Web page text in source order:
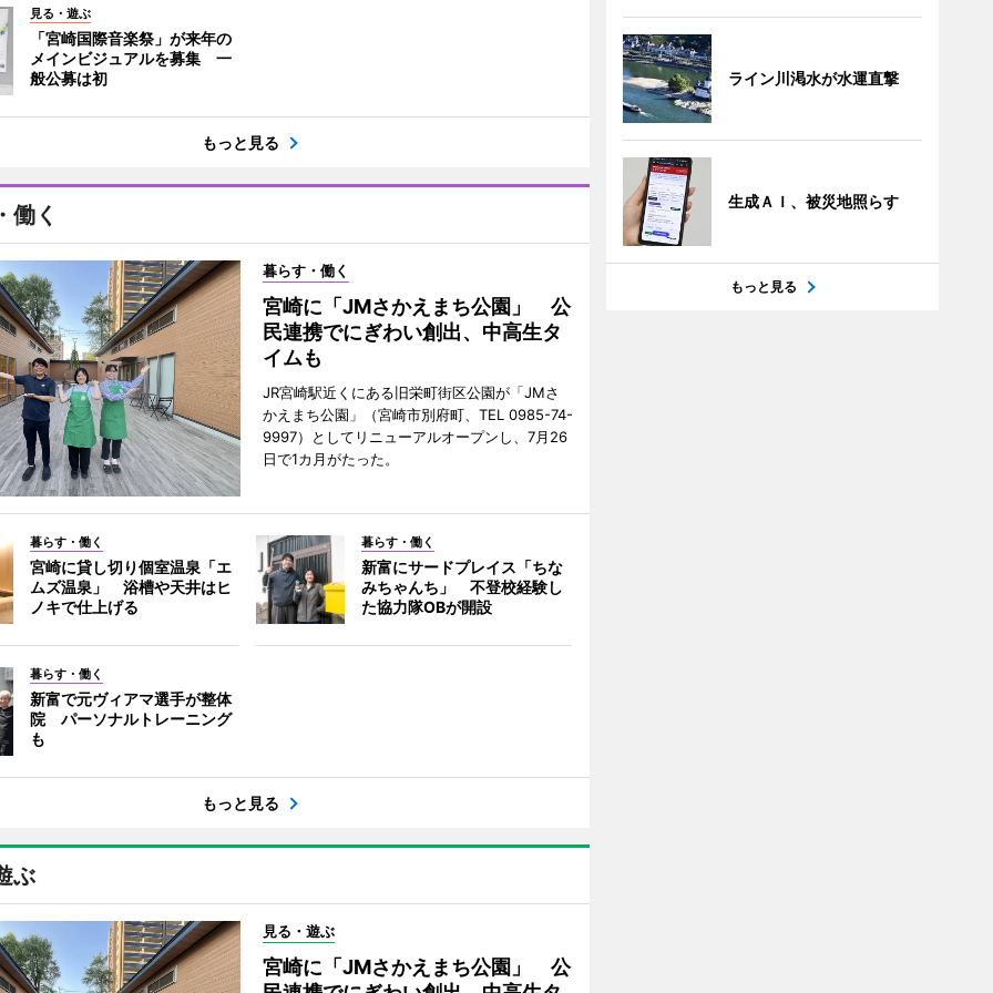
見る・遊ぶ
「宮崎国際音楽祭」が来年の
メインビジュアルを募集 一
般公募は初
もっと見る
働く
暮らす・働く
宮崎に「JMさかえまち公園」 公
民連携でにぎわい創出、中高生タ
イムも
JR宮崎駅近くにある旧栄町街区公園が「JMさ
かえまち公園」（宮崎市別府町、TEL 0985-74-
9997）としてリニューアルオープンし、7月26
日で1カ月がたった。
暮らす・働く
宮崎に貸し切り個室温泉「エ
ムズ温泉」 浴槽や天井はヒ
ノキで仕上げる
暮らす・働く
新富にサードプレイス「ちな
みちゃんち」 不登校経験し
た協力隊OBが開設
暮らす・働く
新富で元ヴィアマ選手が整体
院 パーソナルトレーニング
も
もっと見る
ぶ
見る・遊ぶ
宮崎に「JMさかえまち公園」 公
ライン川渇水が水運直撃
生成ＡＩ、被災地照らす
もっと見る